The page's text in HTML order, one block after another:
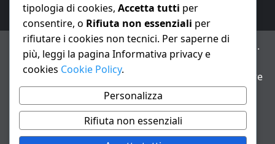
ANNO XXIII – Testata giornalistica reg. Trib. Milano n.
487 del 20/9/2002 – Dir. resp. Andrea Fiorini
Avviso IA: alcuni articoli di questo sito possono essere
realizzati con il supporto di sistemi di intelligenza
artificiale con supervisione e verifica di un redattore
Informativa privacy e cookie
tipologia di cookies, Accetta tutti per
consentire, o Rifiuta non essenziali per
rifiutare i cookies non tecnici. Per saperne di
più, leggi la pagina Informativa privacy e
cookies Cookie Policy.
Personalizza
Rifiuta non essenziali